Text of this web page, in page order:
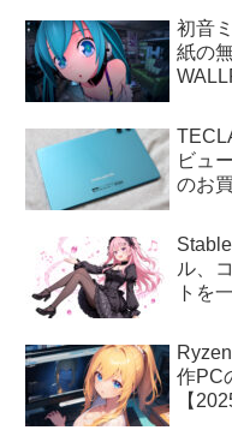
初音
紙の
ビュ
のお
ル、
トを
作PC
【